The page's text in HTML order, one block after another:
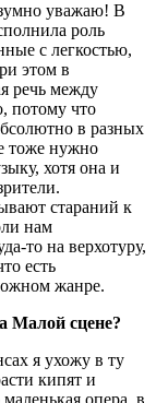
уважаю! В
роль
с легкостью,
этом в
речь между
потому что
в разных
тоже нужно
хотя она и
стараний к
нам
то на верхотуру,
есть
жанре.
Малой сцене?
я ухожу в ту
кипят и
опера, в